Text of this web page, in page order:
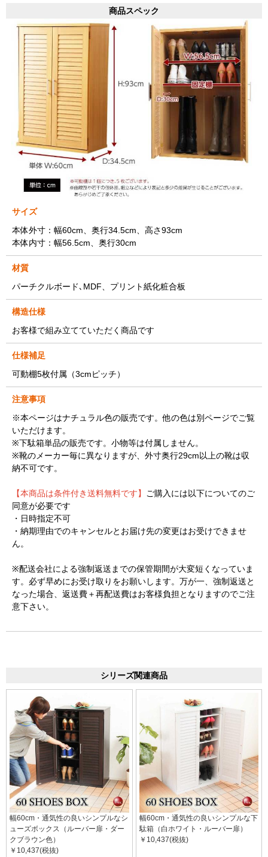
商品スペック
サイズ
本体外寸：幅60cm、奥行34.5cm、高さ93cm
本体内寸：幅56.5cm、奥行30cm
材質
パーチクルボード､MDF、プリント紙化粧合板
構造仕様
お客様で組み立てていただく商品です
仕様補足
可動棚5枚付属（3cmピッチ）
注意事項
※本ページはナチュラル色の販売です。他の色は別ページでご覧
いただけます。
※下駄箱単品の販売です。小物等は付属しません。
※靴のメーカー毎に異なりますが、外寸奥行29cm以上の靴は収
納不可です。
【本商品は条件付き送料無料です】
ご購入には以下についてのご
同意が必要です
・日時指定不可
・納期理由でのキャンセルとお届け先の変更はお受けできませ
ん。
※配送会社による強制返送までの保管期間が大変短くなっていま
す。必ず早めにお受け取りをお願いします。万が一、強制返送と
なった場合、返送費＋再配送費はお客様負担となりますのでご注
意下さい。
シリーズ関連商品
幅60cm・通気性の良いシンプルなシ
ューズボックス（ルーバー扉・ダー
クブラウン色）
￥10,437(税抜)
幅60cm・通気性の良いシンプルな下
駄箱（白ホワイト・ルーバー扉）
￥10,437(税抜)